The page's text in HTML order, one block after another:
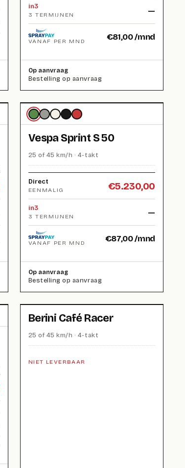
in3
3 TERMIJNEN —
VANAF PER MND €81,00/mnd
Op aanvraag
Bestelling op aanvraag
Vespa Sprint S 50
25 of 45 km/h · 4-takt
Direct
EENMALIG €5.230,00
in3
3 TERMIJNEN —
VANAF PER MND €87,00/mnd
Op aanvraag
Bestelling op aanvraag
Berini Café Racer
25 of 45 km/h · 4-takt
NIET LEVERBAAR